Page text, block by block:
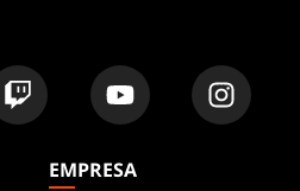
EMPRESA